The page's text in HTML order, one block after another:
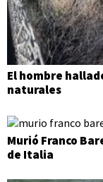
El hombre
naturales
Murió Franco
de Italia